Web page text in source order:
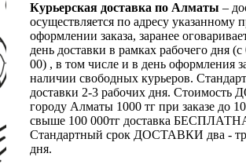
Курьерская доставка по Алматы –
осуществляется по адресу указанному
оформлении заказа, заранее
день доставки в рамках рабочего дня
00) , в том числе и в день оформления
наличии свободных курьеров.
доставки 2-3 рабочих дня.
городу Алматы 1000 тг при заказе до
свыше 100 000тг доставка
Стандартный срок ДОСТАВКИ два -
дня.